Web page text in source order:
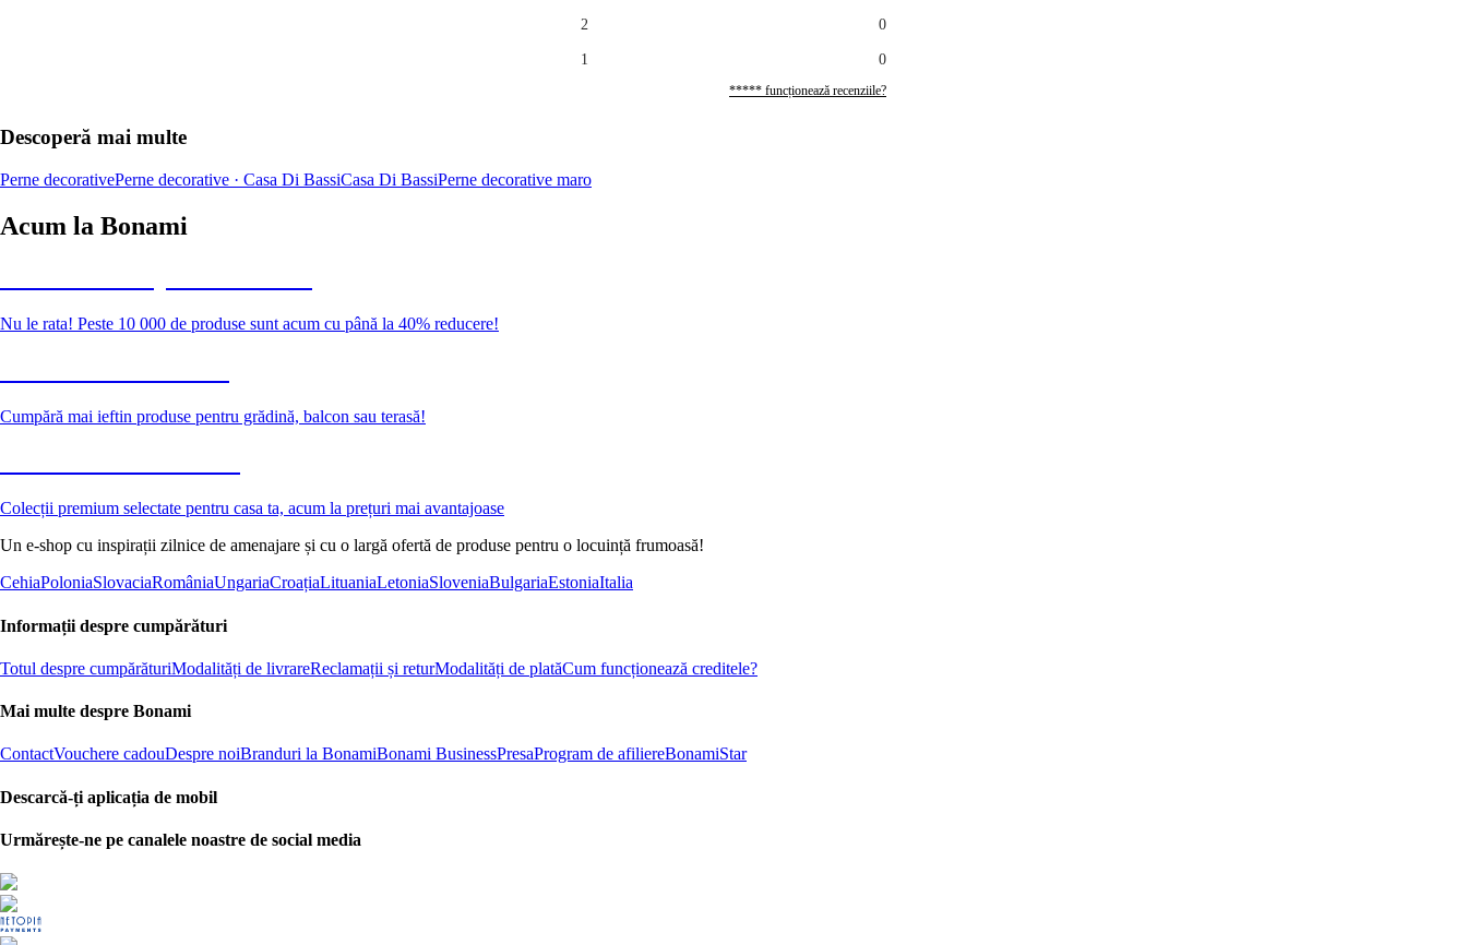
2 0
1 0
***** funcționează recenziile?
Descoperă mai multe
Perne decorativePerne decorative · Casa Di BassiCasa Di BassiPerne decorative maro
Acum la Bonami
Nu le rata! Peste 10 000 de produse sunt acum cu până la 40% reducere!
Cumpără mai ieftin produse pentru grădină, balcon sau terasă!
Colecții premium selectate pentru casa ta, acum la prețuri mai avantajoase
Un e-shop cu inspirații zilnice de amenajare și cu o largă ofertă de produse pentru o locuință frumoasă!
CehiaPoloniaSlovaciaRomâniaUngariaCroațiaLituaniaLetoniaSloveniaBulgariaEstoniaItalia
Informații despre cumpărături
Totul despre cumpărăturiModalități de livrareReclamații și returModalități de platăCum funcționează creditele?
Mai multe despre Bonami
ContactVouchere cadouDespre noiBranduri la BonamiBonami BusinessPresaProgram de afiliereBonamiStar
Descarcă-ți aplicația de mobil
Urmărește-ne pe canalele noastre de social media